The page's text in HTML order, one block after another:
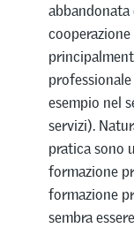
abbandonata
esempio nel
servizi).
pratica sono
formazione
formazione
sembra